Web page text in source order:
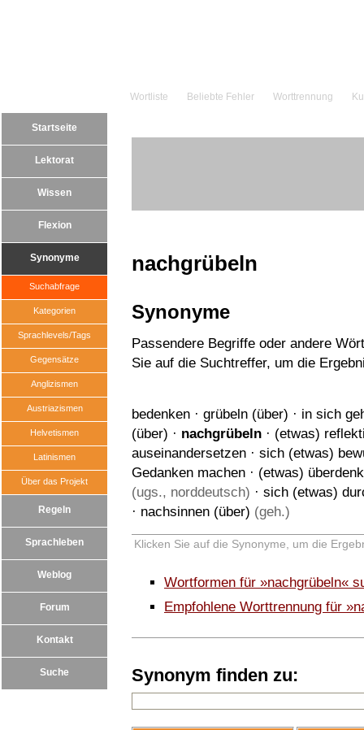
Wortliste Beliebte Fehler Worttrennung
Startseite
Lektorat
Wissen
Flexion
Synonyme
Suchabfrage
Kategorien
Sprachlevels/Tags
Gegensätze
Anglizismen
Austriazismen
Helvetismen
Latinismen
Über das Projekt
Regeln
Sprachleben
Weblog
Forum
Kontakt
Suche
nachgrübeln
Synonyme
Passendere Begriffe oder andere
Sie auf die Suchtreffer, um die
bedenken · grübeln (über) · in sich
(über) · nachgrübeln · (etwas)
auseinandersetzen · sich (etwas)
Gedanken machen · (etwas)
(ugs., norddeutsch) · sich (etwas)
· nachsinnen (über) (geh.)
Klicken Sie auf die Synonyme, um die
Wortformen für »nachgrübeln«
Empfohlene Worttrennung für
Synonym finden zu: